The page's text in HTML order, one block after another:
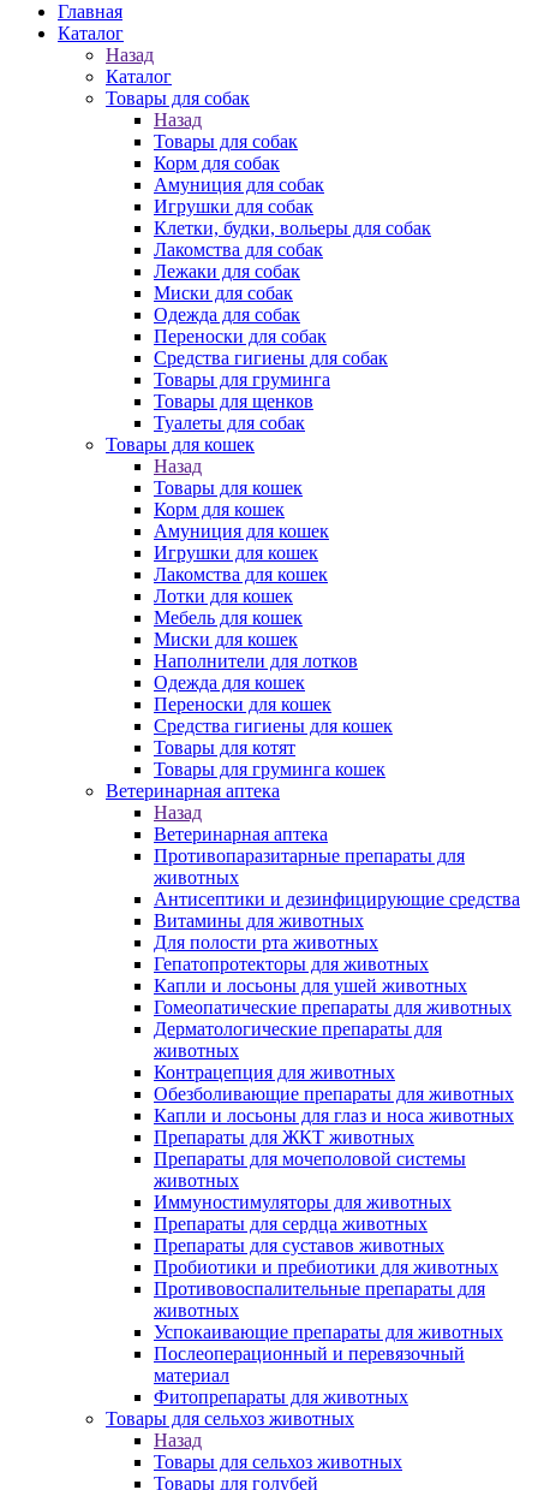
Главная
Каталог
Назад
Каталог
Товары для собак
Назад
Товары для собак
Корм для собак
Амуниция для собак
Игрушки для собак
Клетки, будки, вольеры для собак
Лакомства для собак
Лежаки для собак
Миски для собак
Одежда для собак
Переноски для собак
Средства гигиены для собак
Товары для груминга
Товары для щенков
Туалеты для собак
Товары для кошек
Назад
Товары для кошек
Корм для кошек
Амуниция для кошек
Игрушки для кошек
Лакомства для кошек
Лотки для кошек
Мебель для кошек
Миски для кошек
Наполнители для лотков
Одежда для кошек
Переноски для кошек
Средства гигиены для кошек
Товары для котят
Товары для груминга кошек
Ветеринарная аптека
Назад
Ветеринарная аптека
Противопаразитарные препараты для
животных
Антисептики и дезинфицирующие средства
Витамины для животных
Для полости рта животных
Гепатопротекторы для животных
Капли и лосьоны для ушей животных
Гомеопатические препараты для животных
Дерматологические препараты для
животных
Контрацепция для животных
Обезболивающие препараты для животных
Капли и лосьоны для глаз и носа животных
Препараты для ЖКТ животных
Препараты для мочеполовой системы
животных
Иммуностимуляторы для животных
Препараты для сердца животных
Препараты для суставов животных
Пробиотики и пребиотики для животных
Противовоспалительные препараты для
животных
Успокаивающие препараты для животных
Послеоперационный и перевязочный
материал
Фитопрепараты для животных
Товары для сельхоз животных
Назад
Товары для сельхоз животных
Товары для голубей